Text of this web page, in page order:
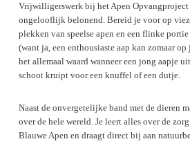
Vrijwilligerswerk bij het Apen Opvangproject
ongelooflijk belonend. Bereid je voor op
plekken van speelse apen en een flinke
(want ja, een enthousiaste aap kan zomaar
het allemaal waard wanneer een jong aapje
schoot kruipt voor een knuffel of een dutje.
Naast de onvergetelijke band met de dieren
over de hele wereld. Je leert alles over de
Blauwe Apen en draagt direct bij aan